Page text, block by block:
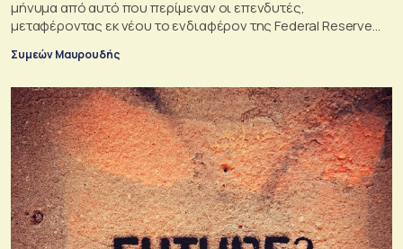
μήνυμα από αυτό που περίμεναν οι επενδυτές,
μεταφέροντας εκ νέου το ενδιαφέρον της Federal Reserve
Συμεών Μαυρουδής